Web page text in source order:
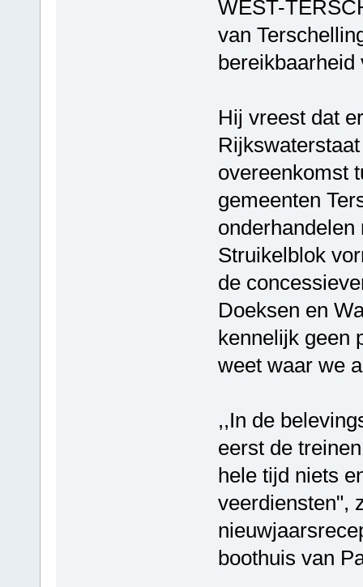
WEST-
van
bereikbaarheid
Hij vreest dat
overeenkomst
gemeenten
onderhandelen
Struikelblok
de
Doeksen en
kennelijk geen
weet waar we
,,In de
eerst de
hele tijd niets
veerdiensten",
boothuis van